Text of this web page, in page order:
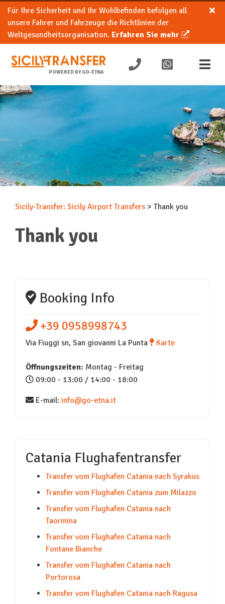
Für Ihre Sicherheit und Ihr Wohlbefinden befolgen all
unsere Fahrer und Fahrzeuge die Richtlinien der
Weltgesundheitsorganisation. Erfahren Sie mehr
POWERED BY GO-ETNA
Sicily-Transfer: Sicily Airport Transfers > Thank you
Thank you
Booking Info
+39 0958998743
Via Fiuggi sn, San giovanni La Punta Karte
Öffnungszeiten: Montag - Freitag
09:00 - 13:00 / 14:00 - 18:00
E-mail: info@go-etna.it
Catania Flughafentransfer
Transfer vom Flughafen Catania nach Syrakus
Transfer vom Flughafen Catania zum Milazzo
Transfer vom Flughafen Catania nach
Taormina
Transfer vom Flughafen Catania nach
Fontane Bianche
Transfer vom Flughafen Catania nach
Portorosa
Transfer vom Flughafen Catania nach Ragusa